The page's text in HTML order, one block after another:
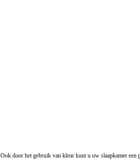
Ook door het gebruik van kleur kunt u uw slaapkamer een